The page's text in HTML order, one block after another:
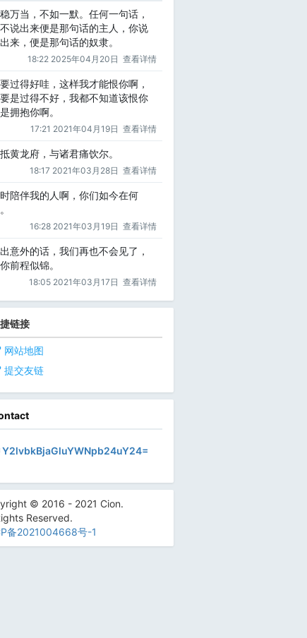
万当，不如一默。任何一句话，
说出来便是那句话的主人，你说
来，便是那句话的奴隶。
18:22 2025年04月20日 查看详情
过得好哇，这样我才能恨你啊，
是过得不好，我都不知道该恨你
拥抱你啊。
17:21 2021年04月19日 查看详情
黄龙府，与诸君痛饮尔。
18:17 2021年03月28日 查看详情
陪伴我的人啊，你们如今在何
16:28 2021年03月19日 查看详情
意外的话，我们再也不会见了，
前程似锦。
18:05 2021年03月17日 查看详情
链接
网站地图
提交友链
Y2lvbkBjaGluYWNpb24uY24=
© 2016 - 2021 Cion.
Reserved.
备2021004668号-1